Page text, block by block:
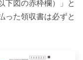
下図の赤枠欄）」と
った領収書は必ずと